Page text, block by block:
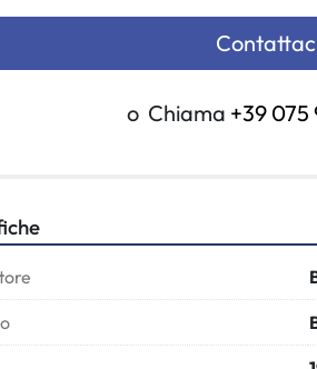
o Chiama +39 075